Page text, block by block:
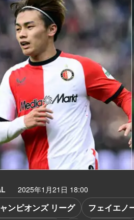
2025年1月21日 18:00
ンピオンズ リーグ
フェイエノ